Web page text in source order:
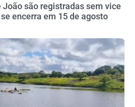
João são registradas sem vice
encerra em 15 de agosto